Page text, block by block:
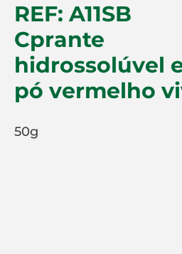
REF: A11SB
Cprante
hidrossolúvel
pó vermelho
50g